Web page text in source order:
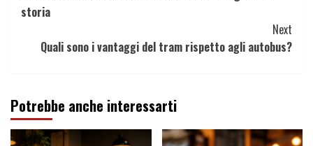
storia
Next
Quali sono i vantaggi del tram rispetto agli autobus?
Potrebbe anche interessarti